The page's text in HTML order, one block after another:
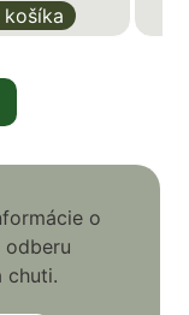
o
odberu
chuti.